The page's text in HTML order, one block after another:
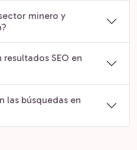
minero y
SEO en
las búsquedas en